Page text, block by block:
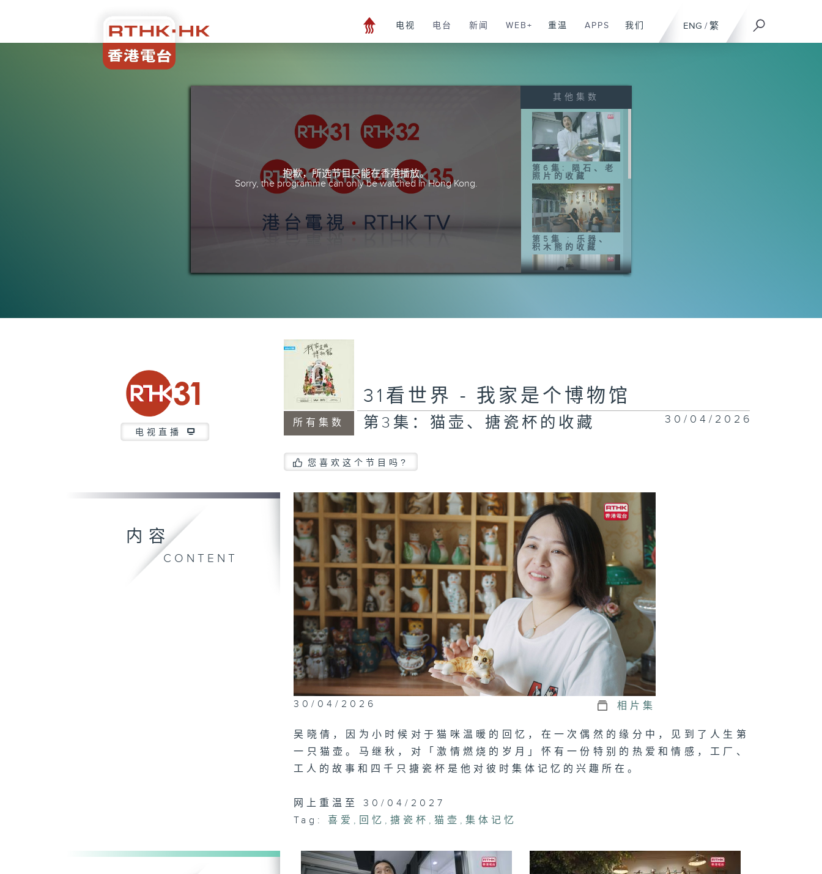
ENG / 繁
电视 电台 新闻 WEB+ 重温 APPS 我们
抱歉，所选节目只能在香港播放。
Sorry, the programme can only be watched in Hong Kong.
其他集数
第6集: 陨石、老
照片的收藏
第5集 : 乐器、
积木熊的收藏
服饰、欧洲古董裙
第2集：艺术家手
作书、动漫藏品的
收藏者
电视直播
所有集数
31看世界 - 我家是个博物馆
第3集：猫壶、搪瓷杯的收藏 30/04/2026
您喜欢这个节目吗?
内容
CONTENT
30/04/2026 相片集
吴晓倩，因为小时候对于猫咪温暖的回忆，在一次偶然的缘分中，见到了人生第
一只猫壶。马继秋，对「激情燃烧的岁月」怀有一份特别的热爱和情感，工厂、
工人的故事和四千只搪瓷杯是他对彼时集体记忆的兴趣所在。
网上重温至 30/04/2027
Tag:
喜爱 , 回忆 ,搪瓷杯 ,猫壶 ,集体记忆